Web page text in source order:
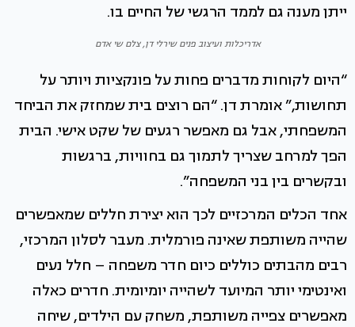
ייתן מענה גם לממד הרגשי של החיים בו.
אדריכלות ועיצוב פנים שירלי דן, צלם שי אדם
“היום לקוחות מדברים פחות על פונקציות ויותר על
תחושות,” אומרת דן. “הם רוצים בית שמחזק את הביחד
המשפחתי, אבל גם מאפשר רגעים של שקט אישי. הבית
הפך למרחב שצריך לתמוך גם בחוויות, ברגשות
ובקשרים בין בני המשפחה”.
אחד הכלים המרכזיים לכך הוא יצירת חללים שמאפשרים
שהייה משותפת שאינה פורמלית. מעבר לסלון המרכזי,
רבים מהבתים כוללים כיום חדר משפחה – חלל נעים
ואינטימי יותר המיועד לשהייה יומיומית. חדרים כאלה
מאפשרים צפייה משותפת, משחק עם הילדים, שיחה